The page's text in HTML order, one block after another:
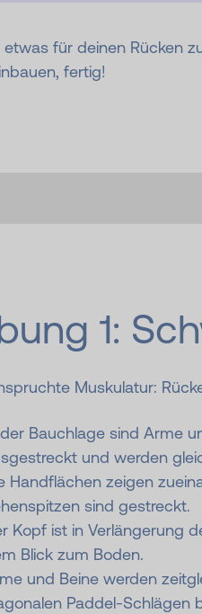
für deinen Rücken
fertig!
1:
Muskulatur:
Bauchlage sind Arme
und werden
Handflächen zeigen
sind gestreckt.
Kopf ist in Verlängerung
Blick zum Boden.
und Beine werden
Paddel-Schlägen